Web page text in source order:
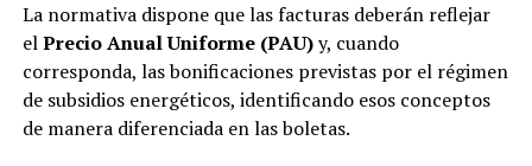
La normativa dispone que las facturas deberán reflejar
elPrecio Anual Uniforme (PAU)y, cuando
corresponda, las bonificaciones previstas por el régimen
de subsidios energéticos, identificando esos conceptos
de manera diferenciada en las boletas.